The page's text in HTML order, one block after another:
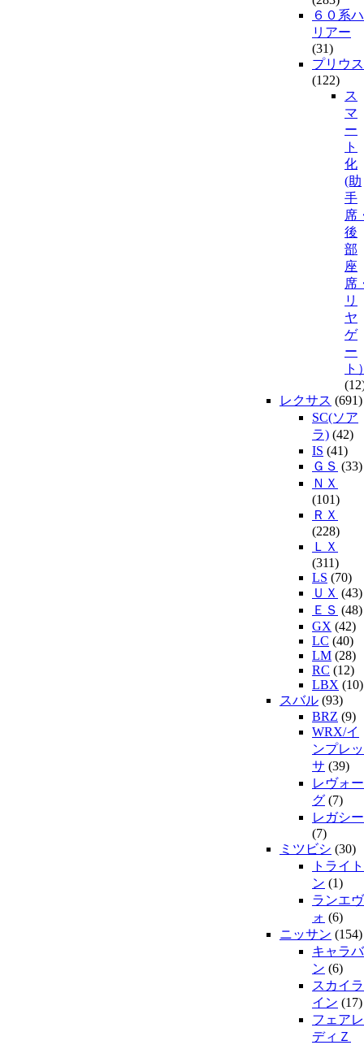
６０系ハ
リアー
(31)
プリウス
(122)
ス
マ
ー
ト
化
(助
手
席
後
部
座
席
リ
ヤ
ゲ
ー
ト
レクサス (691)
SC(ソア
ラ) (42)
IS (41)
ＧＳ (33)
ＮＸ
(101)
ＲＸ
(228)
ＬＸ
(311)
LS (70)
ＵＸ (43)
ＥＳ (48)
GX (42)
LC (40)
LM (28)
RC (12)
LBX (10)
スバル (93)
BRZ (9)
WRX/イ
ンプレッ
サ (39)
レヴォー
グ (7)
レガシー
(7)
ミツビシ (30)
トライト
ン (1)
ランエヴ
ォ (6)
ニッサン (154)
キャラバ
ン (6)
スカイラ
イン (17)
フェアレ
ディＺ